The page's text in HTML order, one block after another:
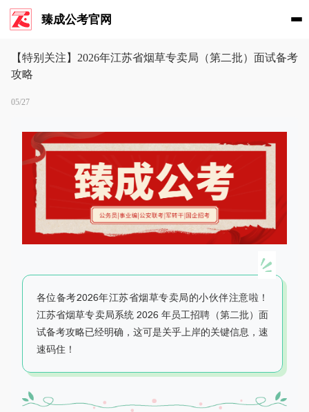
臻成公考官网
【特别关注】2026年江苏省烟草专卖局（第二批）面试备考
攻略
05/27
各位备考2026年江苏省烟草专卖局的小伙伴注意啦！
江苏省烟草专卖局系统 2026 年员工招聘（第二批） 面
试备考攻略已经明确，这可是关乎上岸的关键信息，速
速码住！